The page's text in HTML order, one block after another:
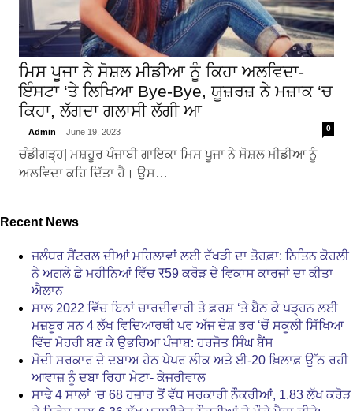
ਮਿਸ ਪੂਜਾ ਨੇ ਸੋਸ਼ਲ ਮੀਡੀਆ ਨੂੰ ਕਿਹਾ ਅਲਵਿਦਾ-
ਇੰਸਟਾ ‘ਤੇ ਲਿਖਿਆ Bye-Bye, ਯੂਜ਼ਰਜ਼ ਨੇ ਮਜ਼ਾਕ ‘ਚ
ਕਿਹਾ, ਲੱਗਦਾ ਗਲਾਸੀ ਲੱਗੀ ਆ
Admin June 19, 2023 0
ਚੰਡੀਗੜ੍ਹ| ਮਸ਼ਹੂਰ ਪੰਜਾਬੀ ਗਾਇਕਾ ਮਿਸ ਪੂਜਾ ਨੇ ਸੋਸ਼ਲ ਮੀਡੀਆ ਨੂੰ
ਅਲਵਿਦਾ ਕਹਿ ਦਿੱਤਾ ਹੈ। ਉਸ…
Recent News
ਜਲੰਧਰ ਸੈਂਟਰਲ ਦੀਆਂ ਮਹਿਲਾਵਾਂ ਲਈ ਰੱਖੜੀ ਦਾ ਤੋਹਫ਼ਾ: ਨਿਤਿਨ ਕੋਹਲੀ
ਨੇ ਅਗਲੇ ਛੇ ਮਹੀਨਿਆਂ ਵਿੱਚ ₹59 ਕਰੋੜ ਦੇ ਵਿਕਾਸ ਕਾਰਜਾਂ ਦਾ ਕੀਤਾ
ਐਲਾਨ
ਸਾਲ 2022 ਵਿੱਚ ਬਿਨਾਂ ਚਾਰਦੀਵਾਰੀ ਤੇ ਫ਼ਰਸ਼ ‘ਤੇ ਬੈਠ ਕੇ ਪੜ੍ਹਨ ਲਈ
ਮਜ਼ਬੂਰ ਸਨ 4 ਲੱਖ ਵਿਦਿਆਰਥੀ ਪਰ ਅੱਜ ਦੇਸ਼ ਭਰ ‘ਚੋਂ ਸਕੂਲੀ ਸਿੱਖਿਆ
ਵਿੱਚ ਮੋਹਰੀ ਬਣ ਕੇ ਉਭਰਿਆ ਪੰਜਾਬ: ਹਰਜੋਤ ਸਿੰਘ ਬੈਂਸ
ਮੋਦੀ ਸਰਕਾਰ ਦੇ ਦਬਾਅ ਹੇਠ ਪੇਪਰ ਲੀਕ ਅਤੇ ਈ-20 ਖ਼ਿਲਾਫ਼ ਉੱਠ ਰਹੀ
ਆਵਾਜ਼ ਨੂੰ ਦਬਾ ਰਿਹਾ ਮੇਟਾ- ਕੇਜਰੀਵਾਲ
ਸਾਢੇ 4 ਸਾਲਾਂ ‘ਚ 68 ਹਜ਼ਾਰ ਤੋਂ ਵੱਧ ਸਰਕਾਰੀ ਨੌਕਰੀਆਂ, 1.83 ਲੱਖ ਕਰੋੜ